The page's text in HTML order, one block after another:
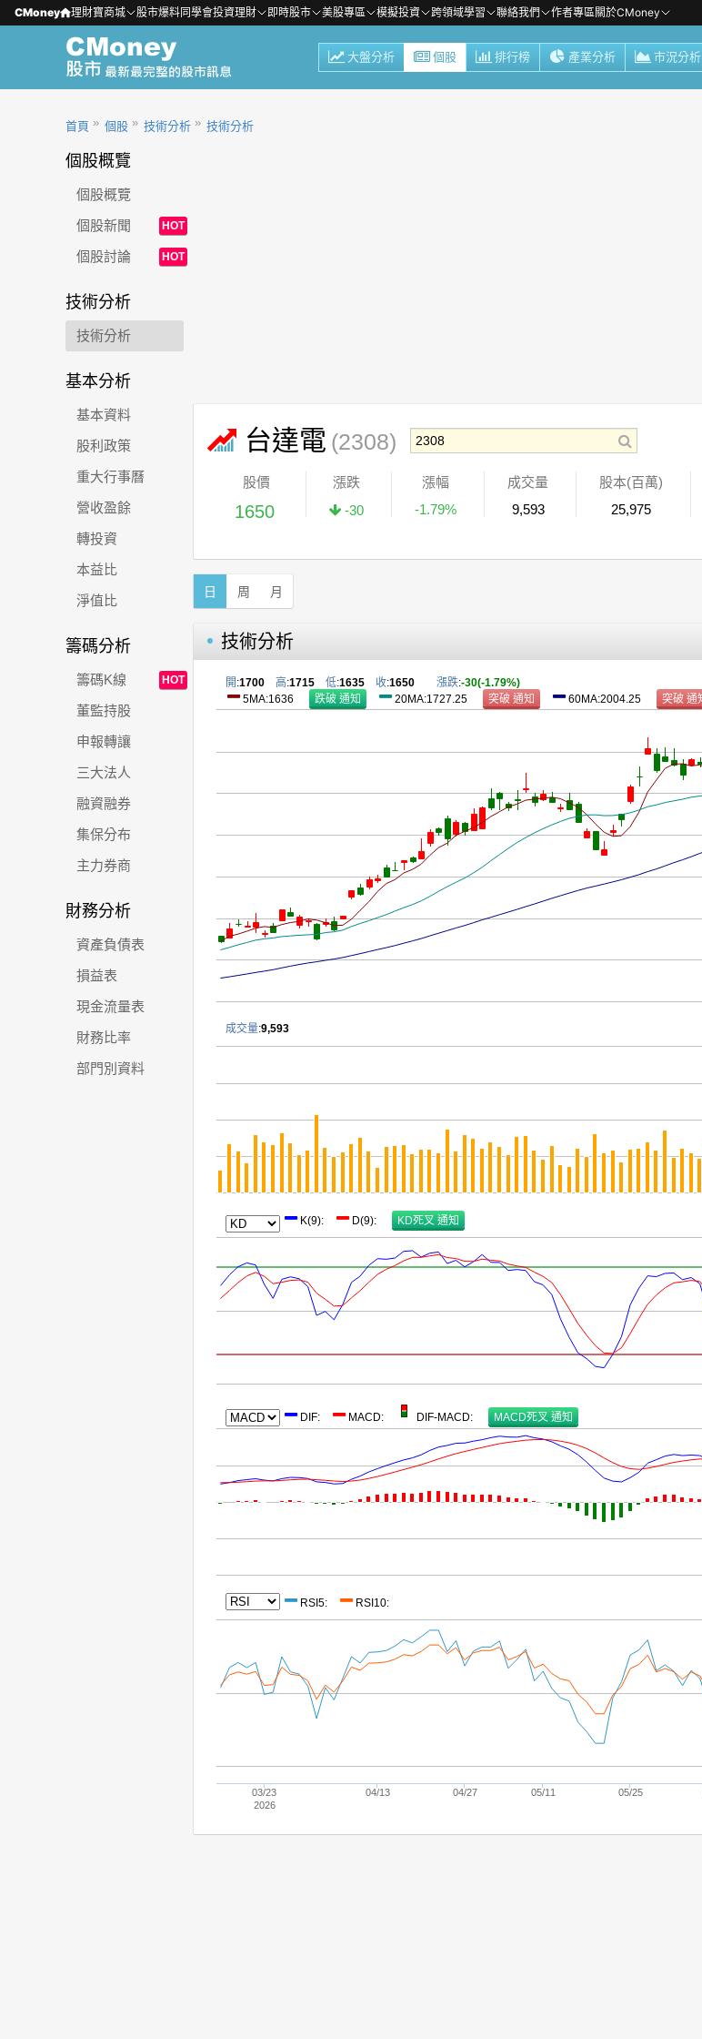
CMoney 理財寶商城 股市爆料同學會投資理財 即時股市 美股專區 模擬投資 跨領域學習 聯絡我們 作者專區關於CMoney
大盤分析 個股 排行榜 產業分析 市況分析
首頁 個股 技術分析 技術分析
個股概覽
個股概覽
個股新聞
HOT
個股討論 HOT
技術分析
技術分析
基本分析
基本資料
股利政策
重大行事曆
營收盈餘
轉投資
本益比
淨值比
籌碼分析
籌碼K線 HOT
董監持股
申報轉讓
三大法人
融資融券
集保分布
主力券商
財務分析
資產負債表
損益表
現金流量表
財務比率
部門別資料
台達電 (2308)
股價
1650
漲跌
-30
漲幅
-1.79%
成交量
9,593
股本(百萬)
25,975
日 周 月
技術分析
04/13 04/27 05/11 05/25
03/23
2026
開 :1700 高:1715 低:1635 收:1650 漲跌:-30(-1.79%)
5MA:1636
20MA:1727.25 60MA:2004.25
成交量:9,593
K(9): D(9):
DIF: MACD: DIF-MACD:
RSI5: RSI10: